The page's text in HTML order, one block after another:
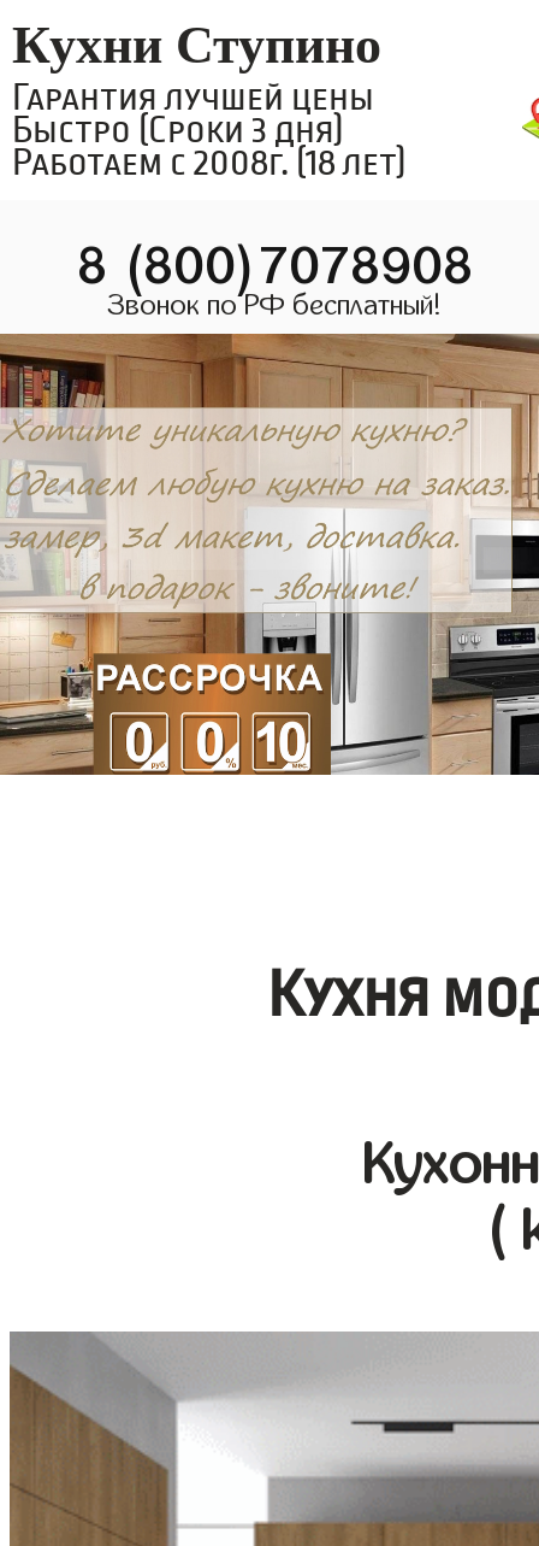
Кухни Ступино
Гарантия лучшей цены
Быстро (Сроки 3 дня)
Работаем с 2008г. (18 лет)
8 (800)7078908
Звонок по РФ бесплатный!
Кухня
(